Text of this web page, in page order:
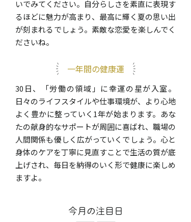
いでみてください。自分らしさを素直に表現す
るほどに魅力が高まり、最高に輝く夏の思い出
が刻まれるでしょう。素敵な恋愛を楽しんでく
ださいね。
一年間の健康運
30日、「労働の領域」に幸運の星が入室。
日々のライフスタイルや仕事環境が、より心地
よく豊かに整っていく1年が始まります。あな
たの献身的なサポートが周囲に喜ばれ、職場の
人間関係も優しく広がっていくでしょう。心と
身体のケアを丁寧に見直すことで生活の質が底
上げされ、毎日を納得のいく形で健康に楽しめ
ますよ。
今月の注目日